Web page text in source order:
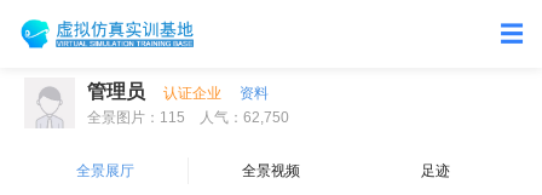
管理员 认证企业
资料
全景图片：115 人气：62,750
全景展厅 全景视频 足迹